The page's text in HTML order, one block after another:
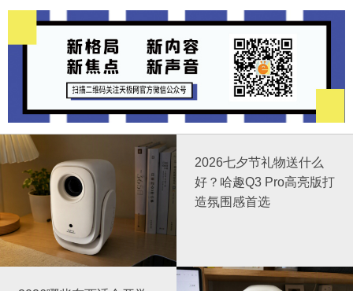
2026七夕节礼物送什么
好？哈趣Q3 Pro高亮版打
造氛围感首选